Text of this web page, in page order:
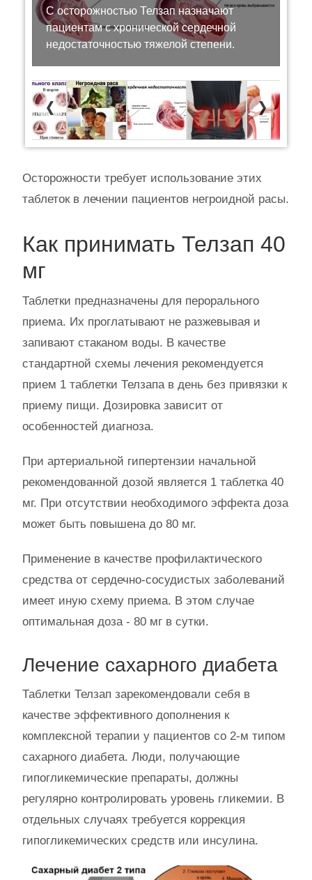
С осторожностью Телзап назначают
пациентам с хронической сердечной
недостаточностью тяжелой степени.
Previous Next
Осторожности требует использование этих
таблеток в лечении пациентов негроидной расы.
Как принимать Телзап 40
мг
Таблетки предназначены для перорального
приема. Их проглатывают не разжевывая и
запивают стаканом воды. В качестве
стандартной схемы лечения рекомендуется
прием 1 таблетки Телзапа в день без привязки к
приему пищи. Дозировка зависит от
особенностей диагноза.
При артериальной гипертензии начальной
рекомендованной дозой является 1 таблетка 40
мг. При отсутствии необходимого эффекта доза
может быть повышена до 80 мг.
Применение в качестве профилактического
средства от сердечно-сосудистых заболеваний
имеет иную схему приема. В этом случае
оптимальная доза - 80 мг в сутки.
Лечение сахарного диабета
Таблетки Телзап зарекомендовали себя в
качестве эффективного дополнения к
комплексной терапии у пациентов со 2-м типом
сахарного диабета. Люди, получающие
гипогликемические препараты, должны
регулярно контролировать уровень гликемии. В
отдельных случаях требуется коррекция
гипогликемических средств или инсулина.